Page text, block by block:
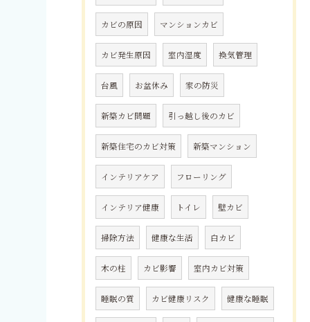
カビの原因 マンションカビ
カビ発生原因 室内湿度 換気管理
台風 お盆休み 家の防災
新築カビ問題 引っ越し後のカビ
新築住宅のカビ対策 新築マンション
インテリアケア フローリング
インテリア健康 トイレ 壁カビ
掃除方法 健康な生活 白カビ
木の柱 カビ影響 室内カビ対策
睡眠の質 カビ健康リスク 健康な睡眠